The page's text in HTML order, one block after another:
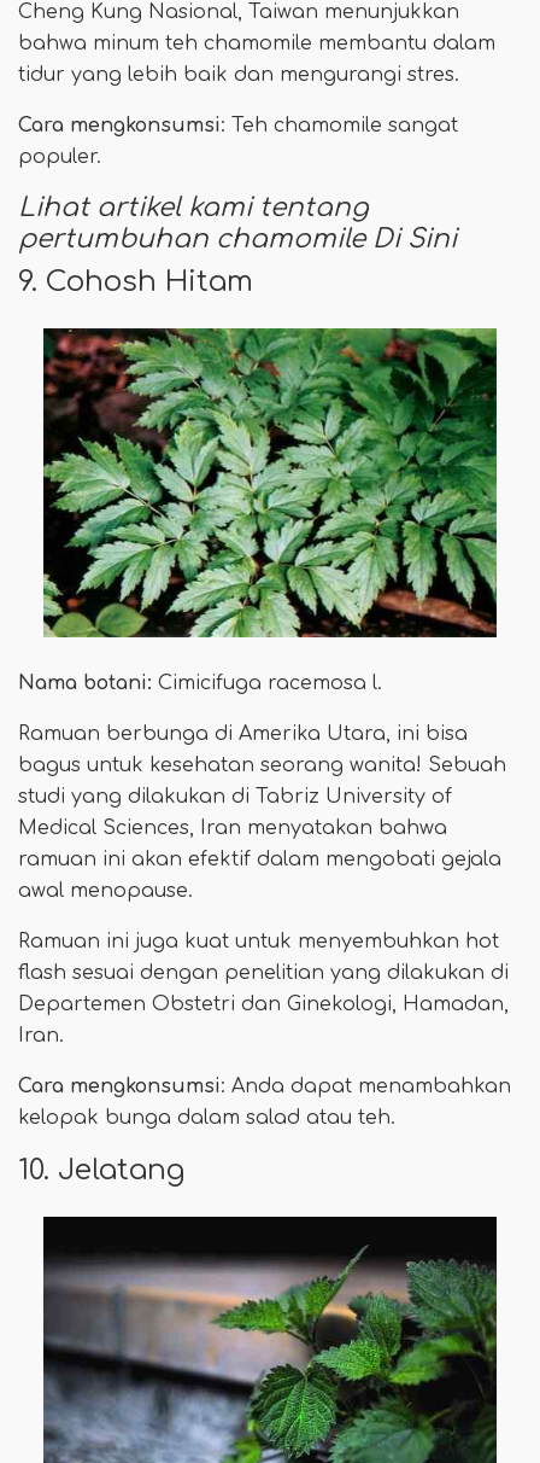
Cheng Kung Nasional, Taiwan menunjukkan
bahwa minum teh chamomile membantu dalam
tidur yang lebih baik dan mengurangi stres.
Cara mengkonsumsi: Teh chamomile sangat
populer.
Lihat artikel kami tentang
pertumbuhan chamomile Di Sini
9. Cohosh Hitam
Nama botani: Cimicifuga racemosa l.
Ramuan berbunga di Amerika Utara, ini bisa
bagus untuk kesehatan seorang wanita! Sebuah
studi yang dilakukan di Tabriz University of
Medical Sciences, Iran menyatakan bahwa
ramuan ini akan efektif dalam mengobati gejala
awal menopause.
Ramuan ini juga kuat untuk menyembuhkan hot
flash sesuai dengan penelitian yang dilakukan di
Departemen Obstetri dan Ginekologi, Hamadan,
Iran.
Cara mengkonsumsi: Anda dapat menambahkan
kelopak bunga dalam salad atau teh.
10. Jelatang